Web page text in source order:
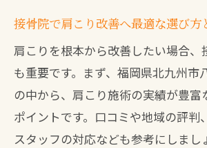
八幡西区で受ける保険適用施術
接骨院の保険適用条件と肩
係
八幡西区で保険対応の接
保険適用施術と自費メニ
説
接骨院で肩こり改善へ最適な選び方
肩こりを根本から改善したい場合、
も重要です。まず、福岡県北九州市
の中から、肩こり施術の実績が豊富
ポイントです。口コミや地域の評判
スタッフの対応なども参考にしまし